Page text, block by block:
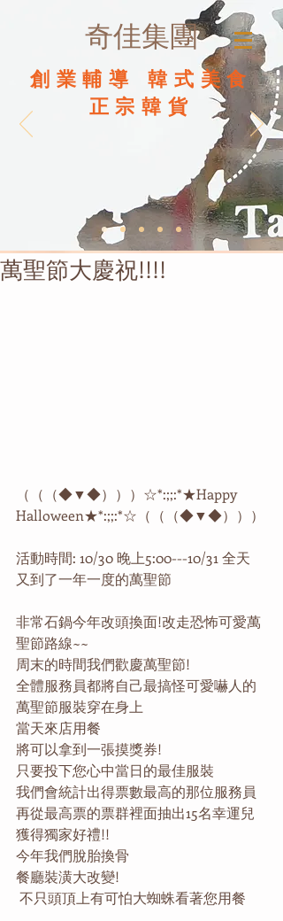
奇佳集團
創業輔導 韓式美食
正宗韓貨
萬聖節大慶祝!!!!
（（（◆▼◆）））☆*:;;:*★Happy
Halloween★*:;;:*☆（（（◆▼◆）））
活動時間: 10/30 晚上5:00---10/31 全天
又到了一年一度的萬聖節
非常石鍋今年改頭換面!改走恐怖可愛萬
聖節路線~~
周末的時間我們歡慶萬聖節!
全體服務員都將自己最搞怪可愛嚇人的
萬聖節服裝穿在身上
當天來店用餐
將可以拿到一張摸獎券!
只要投下您心中當日的最佳服裝
我們會統計出得票數最高的那位服務員
再從最高票的票群裡面抽出15名幸運兒
獲得獨家好禮!!
今年我們脫胎換骨
餐廳裝潢大改變!
​不只頭頂上有可怕大蜘蛛看著您用餐